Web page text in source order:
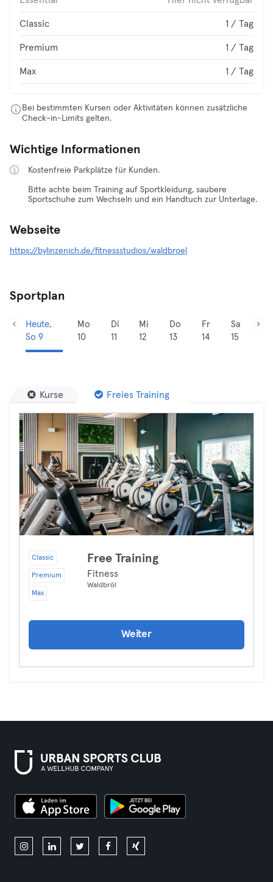
Classic 1 / Tag
Premium 1 / Tag
Max 1 / Tag
Bei bestimmten Kursen oder Aktivitäten können zusätzliche
Check-in-Limits gelten.
Wichtige Informationen
Kostenfreie Parkplätze für Kunden.
Bitte achte beim Training auf Sportkleidung, saubere
Sportschuhe zum Wechseln und ein Handtuch zur Unterlage.
Webseite
https://bylinzenich.de/fitnessstudios/waldbroel
Sportplan
Heute,
So 9
Mo
10
Di
11
Mi
12
Do
13
Fr
14
Sa
15
Kurse Freies Training
Classic
Premium
Max
Free Training
Fitness
Waldbröl
Weiter